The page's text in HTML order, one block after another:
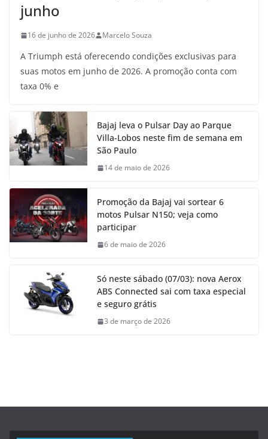
junho
16 de junho de 2026 Marcelo Souza
A Triumph está oferecendo condições exclusivas para
suas motos em junho de 2026. A promoção conta com
taxa 0% e
Bajaj leva o Pulsar Day ao Parque
Villa-Lobos neste fim de semana em
São Paulo
14 de maio de 2026
Promoção da Bajaj vai sortear 6
motos Pulsar N150; veja como
participar
6 de maio de 2026
Só neste sábado (07/03): nova Aerox
ABS Connected sai com taxa especial
e seguro grátis
3 de março de 2026